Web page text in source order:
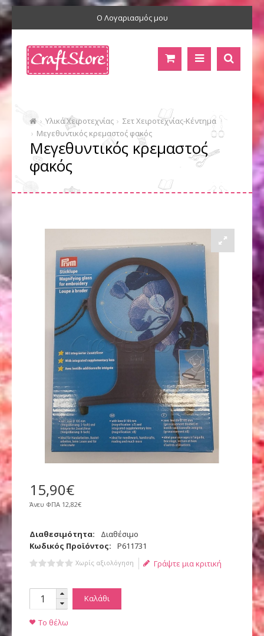
Ο Λογαριασμός μου
Υλικά Χειροτεχνίας
Σετ Χειροτεχνίας-Κέντημα
Μεγεθυντικός κρεμαστο΄ς φακός
Μεγεθυντικός κρεμαστο΄ς
φακός
15,90€
Άνευ ΦΠΑ 12,82€
Διαθεσιμότητα:
Διαθέσιμο
Κωδικός Προϊόντος:
P611731
Χωρίς αξιολόγηση Γράψτε μια κριτική
Καλάθι
Το θέλω